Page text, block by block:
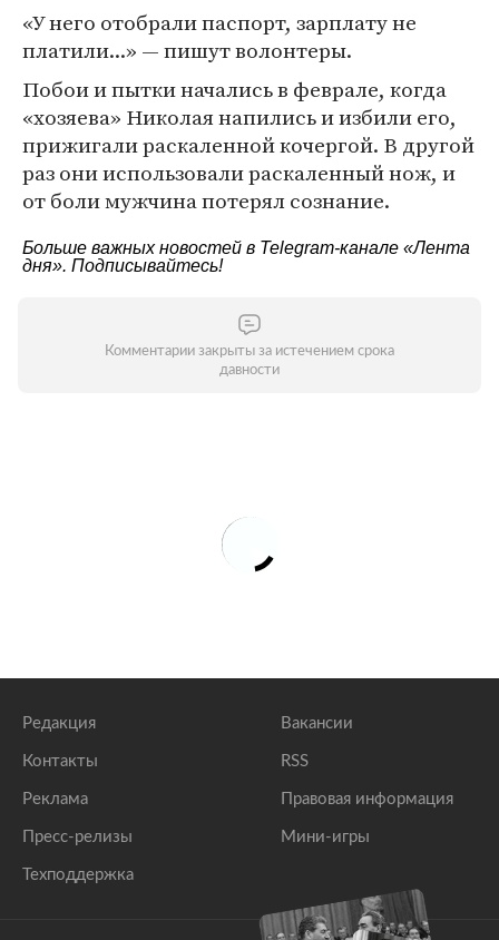
«У него отобрали паспорт, зарплату не
платили...» — пишут волонтеры.
Побои и пытки начались в феврале, когда
«хозяева» Николая напились и избили его,
прижигали раскаленной кочергой. В другой
раз они использовали раскаленный нож, и
от боли мужчина потерял сознание.
Больше важных новостей в Telegram-канале «Лента
дня». Подписывайтесь!
Комментарии закрыты за истечением срока
давности
Редакция
Контакты
Реклама
Пресс-релизы
Техподдержка
Вакансии
RSS
Правовая информация
Мини-игры